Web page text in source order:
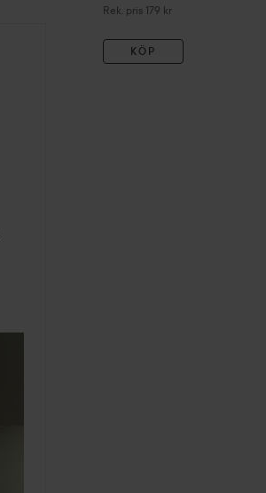
Rek. pris 179 kr
Rekommenderat pris 179 kr
KÖP